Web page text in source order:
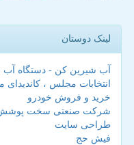
لینک دوستان
آب شیرین کن - دستگاه
انتخابات مجلس ،
خرید و فروش خودرو
شرکت صنعتی سخت
طراحی سایت
فیش حج